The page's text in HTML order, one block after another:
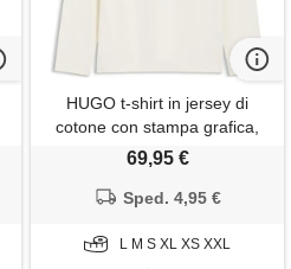
HUGO t-shirt in jersey di
cotone con stampa grafica,
colore neutro
69,95 €
Sped. 4,95 €
L M S XL XS XXL